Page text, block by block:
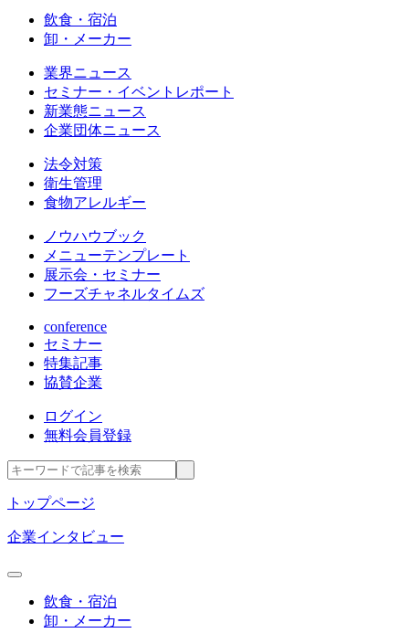
飲食・宿泊
卸・メーカー
業界ニュース
セミナー・イベントレポート
新業態ニュース
企業団体ニュース
法令対策
衛生管理
食物アレルギー
ノウハウブック
メニューテンプレート
展示会・セミナー
フーズチャネルタイムズ
conference
セミナー
特集記事
協賛企業
ログイン
無料会員登録
トップページ
企業インタビュー
飲食・宿泊
卸・メーカー